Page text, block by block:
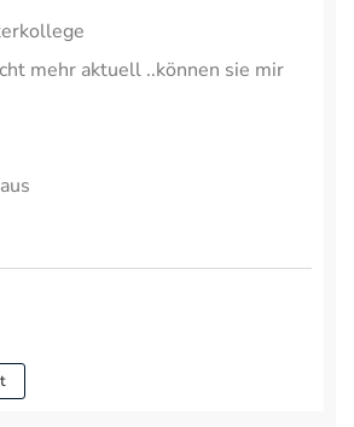
mehr aktuell ..können sie mir